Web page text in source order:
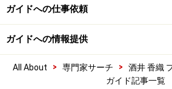
ガイドへの仕事依頼
ガイドへの情報提供
All About > 専門家サーチ > 酒井 香織
ガイド記事一覧